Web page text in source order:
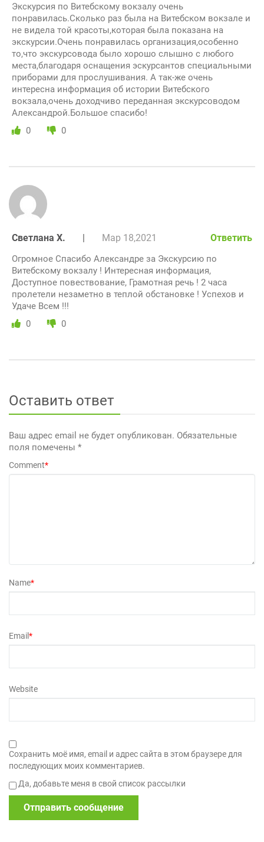
Экскурсия по Витебскому вокзалу очень
понравилась.Сколько раз была на Витебском вокзале и
не видела той красоты,которая была показана на
экскурсии.Очень понравилась организация,особенно
то,что экскурсовода было хорошо слышно с любого
места,благодаря оснащения эскурсантов специальными
приборами для прослушивания. А так-же очень
интересна информация об истории Витебского
вокзала,очень доходчиво переданная экскурсоводом
Александрой.Большое спасибо!
0
0
Светлана Х. Мар 18,2021 Ответить
Огромное Спасибо Александре за Экскурсию по
Витебскому вокзалу ! Интересная информация,
Доступное повествование, Грамотная речь ! 2 часа
пролетели незаметно в теплой обстановке ! Успехов и
Удаче Всем !!!
0
0
Оставить ответ
Ваш адрес email не будет опубликован. Обязательные
поля помечены *
Comment*
Name*
Email*
Website
Сохранить моё имя, email и адрес сайта в этом браузере для
последующих моих комментариев.
Да, добавьте меня в свой список рассылки